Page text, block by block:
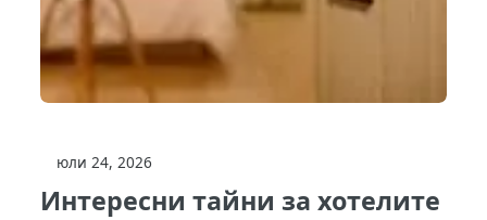
юли 24, 2026
Интересни тайни за хотелите